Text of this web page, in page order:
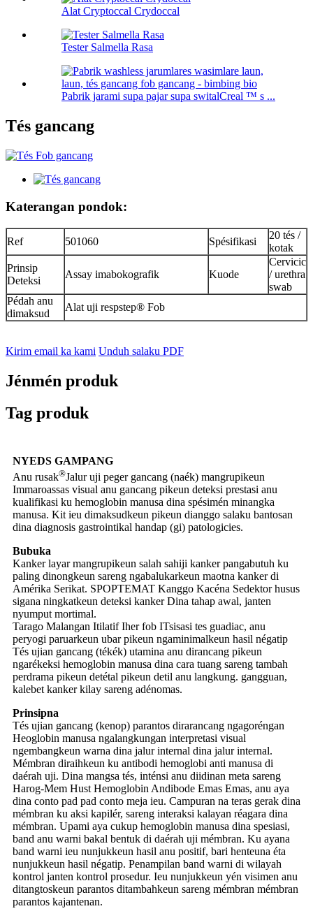
Alat Cryptoccal Crydoccal
Tester Salmella Rasa
Pabrik jarami supa pajar supa switalCreal ™ s ...
Tés gancang
Katerangan pondok:
Ref 501060 Spésifikasi
20 tés /
kotak
Prinsip
Deteksi
Assay imabokografik Kuode
Cervicic
/ urethra
swab
Pédah anu
dimaksud
Alat uji respstep® Fob
Kirim email ka kami Unduh salaku PDF
Jénmén produk
Tag produk
NYEDS GAMPANG
Anu rusak®Jalur uji peger gancang (naék) mangrupikeun
Immaroassas visual anu gancang pikeun deteksi prestasi anu
kualifikasi ku hemoglobin manusa dina spésimén minangka
manusa. Kit ieu dimaksudkeun pikeun dianggo salaku bantosan
dina diagnosis gastrointikal handap (gi) patologicies.
Bubuka
Kanker layar mangrupikeun salah sahiji kanker pangabutuh ku
paling dinongkeun sareng ngabalukarkeun maotna kanker di
Amérika Serikat. SPOPTEMAT Kanggo Kacéna Sedektor husus
sigana ningkatkeun deteksi kanker Dina tahap awal, janten
nyumput mortimal.
Tarago Malangan Itilatif Iher fob ITsisasi tes guadiac, anu
peryogi paruarkeun ubar pikeun ngaminimalkeun hasil négatip
Tés ujian gancang (tékék) utamina anu dirancang pikeun
ngarékeksi hemoglobin manusa dina cara tuang sareng tambah
perdrama pikeun detétal pikeun detil anu langkung. gangguan,
kalebet kanker kilay sareng adénomas.
Prinsipna
Tés ujian gancang (kenop) parantos dirarancang ngagoréngan
Heoglobin manusa ngalangkungan interpretasi visual
ngembangkeun warna dina jalur internal dina jalur internal.
Mémbran diraihkeun ku antibodi hemoglobi anti manusa di
daérah uji. Dina mangsa tés, inténsi anu diidinan meta sareng
Harog-Mem Hust Hemoglobin Andibode Emas Emas, anu aya
dina conto pad pad conto meja ieu. Campuran na teras gerak dina
mémbran ku aksi kapilér, sareng interaksi kalayan réagara dina
mémbran. Upami aya cukup hemoglobin manusa dina spesiasi,
band anu warni bakal bentuk di daérah uji mémbran. Ku ayana
band warni ieu nunjukkeun hasil anu positif, bari henteuna éta
nunjukkeun hasil négatip. Penampilan band warni di wilayah
kontrol janten kontrol prosedur. Ieu nunjukkeun yén visimen anu
ditangtoskeun parantos ditambahkeun sareng mémbran mémbran
parantos kajantenan.